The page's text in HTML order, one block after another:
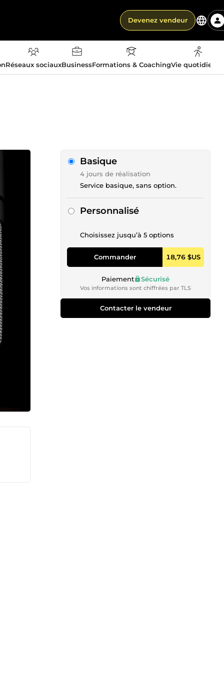
Devenez vendeur
Réseaux sociauxBusinessFormations & CoachingVie
Basique
4 jours de réalisation
Service basique, sans option.
Personnalisé
Choisissez jusqu’à 5 options
Commander 18,76 $US
Paiement Sécurisé
Vos informations sont chiffrées par TLS
Contacter le vendeur